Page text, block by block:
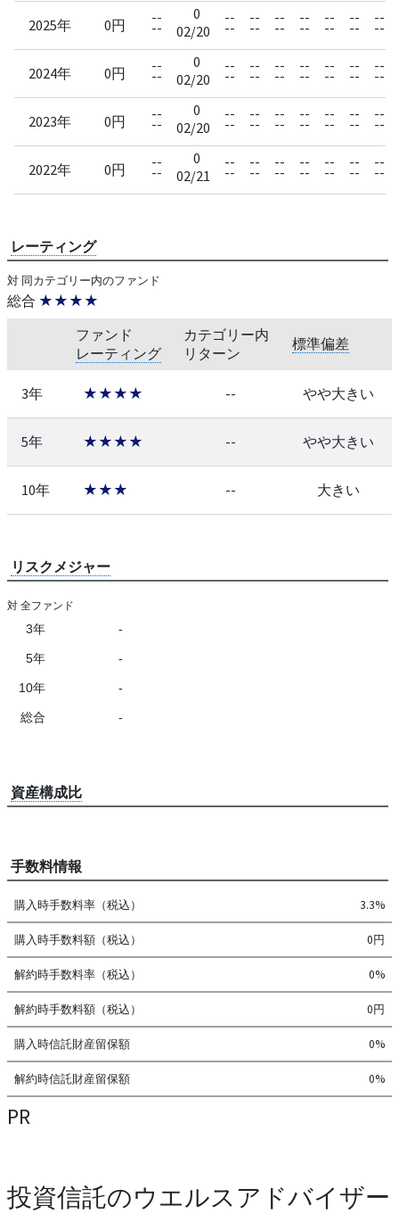
2025年 0円 --
--
0
02/20
--
--
--
--
--
--
--
--
--
--
--
--
--
--
2024年 0円 --
--
0
02/20
--
--
--
--
--
--
--
--
--
--
--
--
--
--
2023年 0円 --
--
0
02/20
--
--
--
--
--
--
--
--
--
--
--
--
--
--
2022年 0円 --
--
0
02/21
--
--
--
--
--
--
--
--
--
--
--
--
--
--
レーティング
対 同カテゴリー内のファンド
総合 ★★★★
ファンド
レーティング
カテゴリー内
リターン
標準偏差
3年 ★★★★ -- やや大きい
5年 ★★★★ -- やや大きい
10年 ★★★ -- 大きい
リスクメジャー
対 全ファンド
3年 -
5年 -
10年 -
総合 -
資産構成比
手数料情報
購入時手数料率（税込） 3.3%
購入時手数料額（税込） 0円
解約時手数料率（税込） 0%
解約時手数料額（税込） 0円
購入時信託財産留保額 0%
解約時信託財産留保額 0%
PR
投資信託のウエルスアドバイザー